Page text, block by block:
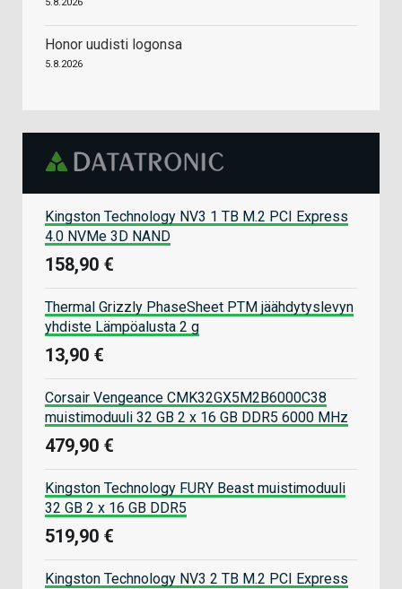
5.8.2026
Honor uudisti logonsa
5.8.2026
Kingston Technology NV3 1 TB M.2 PCI Express
4.0 NVMe 3D NAND
158,90 €
Thermal Grizzly PhaseSheet PTM jäähdytyslevyn
yhdiste Lämpöalusta 2 g
13,90 €
Corsair Vengeance CMK32GX5M2B6000C38
muistimoduuli 32 GB 2 x 16 GB DDR5 6000 MHz
479,90 €
Kingston Technology FURY Beast muistimoduuli
32 GB 2 x 16 GB DDR5
519,90 €
Kingston Technology NV3 2 TB M.2 PCI Express